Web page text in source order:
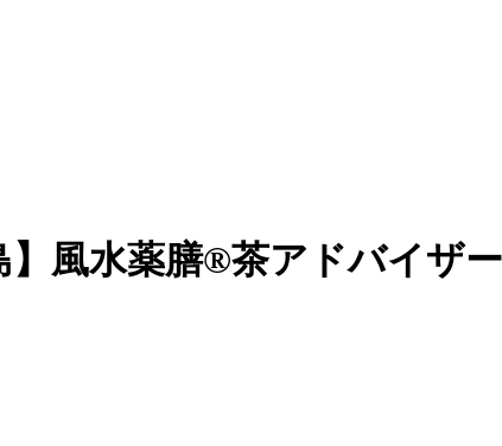
】風水薬膳®茶アドバイザ